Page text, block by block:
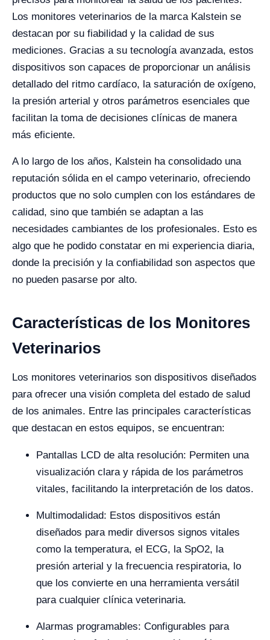
Los monitores veterinarios de la marca Kalstein se
destacan por su fiabilidad y la calidad de sus
mediciones. Gracias a su tecnología avanzada, estos
dispositivos son capaces de proporcionar un análisis
detallado del ritmo cardíaco, la saturación de oxígeno,
la presión arterial y otros parámetros esenciales que
facilitan la toma de decisiones clínicas de manera
más eficiente.
A lo largo de los años, Kalstein ha consolidado una
reputación sólida en el campo veterinario, ofreciendo
productos que no solo cumplen con los estándares de
calidad, sino que también se adaptan a las
necesidades cambiantes de los profesionales. Esto es
algo que he podido constatar en mi experiencia diaria,
donde la precisión y la confiabilidad son aspectos que
no pueden pasarse por alto.
Características de los Monitores
Veterinarios
Los monitores veterinarios son dispositivos diseñados
para ofrecer una visión completa del estado de salud
de los animales. Entre las principales características
que destacan en estos equipos, se encuentran:
Pantallas LCD de alta resolución: Permiten una
visualización clara y rápida de los parámetros
vitales, facilitando la interpretación de los datos.
Multimodalidad: Estos dispositivos están
diseñados para medir diversos signos vitales
como la temperatura, el ECG, la SpO2, la
presión arterial y la frecuencia respiratoria, lo
que los convierte en una herramienta versátil
para cualquier clínica veterinaria.
Alarmas programables: Configurables para